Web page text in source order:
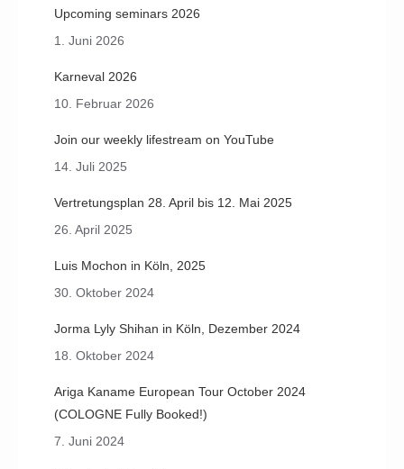
Upcoming seminars 2026
1. Juni 2026
Karneval 2026
10. Februar 2026
Join our weekly lifestream on YouTube
14. Juli 2025
Vertretungsplan 28. April bis 12. Mai 2025
26. April 2025
Luis Mochon in Köln, 2025
30. Oktober 2024
Jorma Lyly Shihan in Köln, Dezember 2024
18. Oktober 2024
Ariga Kaname European Tour October 2024
(COLOGNE Fully Booked!)
7. Juni 2024